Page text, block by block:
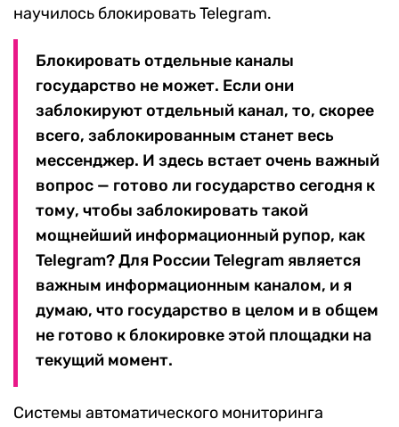
научилось блокировать Telegram.
Блокировать отдельные каналы
государство не может. Если они
заблокируют отдельный канал, то, скорее
всего, заблокированным станет весь
мессенджер. И здесь встает очень важный
вопрос — готово ли государство сегодня к
тому, чтобы заблокировать такой
мощнейший информационный рупор, как
Telegram? Для России Telegram является
важным информационным каналом, и я
думаю, что государство в целом и в общем
не готово к блокировке этой площадки на
текущий момент.
Системы автоматического мониторинга